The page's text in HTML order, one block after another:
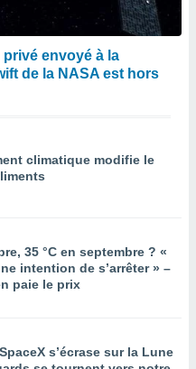
envoyé à la
de la NASA est hors
climatique modifie le
35 °C en septembre ? «
intention de s’arrêter » –
paie le prix
s’écrase sur la Lune